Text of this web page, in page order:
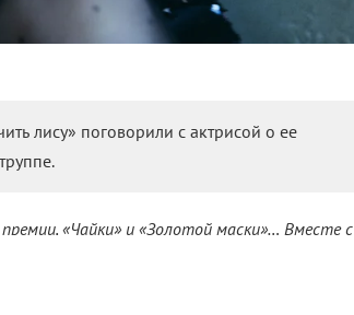
лису» поговорили с актрисой о ее
«Чайки» и «Золотой маски»… Вместе с